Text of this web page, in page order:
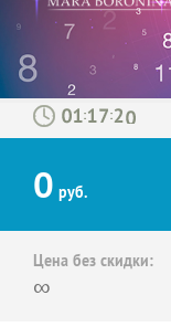
: :
0 руб.
Цена без скидки:
∞